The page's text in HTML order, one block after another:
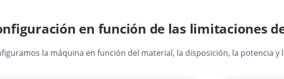
en función de las limitaciones
la máquina en función del material, la disposición, la potencia